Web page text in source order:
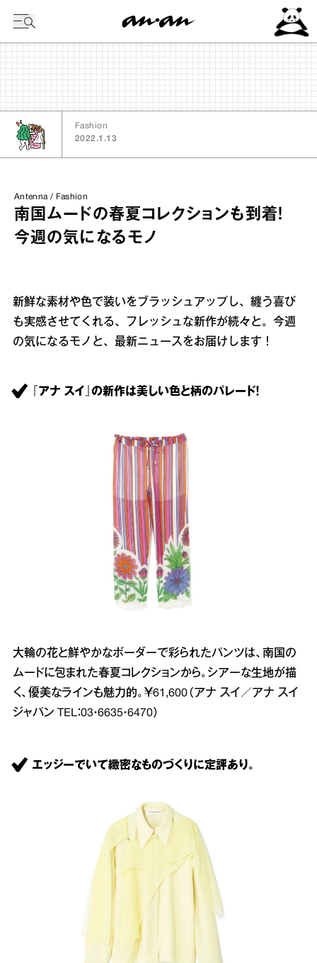
Fashion
2022.1.13
Antenna / Fashion
南国ムードの春夏コレクションも到着！
今週の気になるモノ
新鮮な素材や色で装いをブラッシュアップし、纏う喜び
も実感させてくれる、フレッシュな新作が続々と。今週
の気になるモノと、最新ニュースをお届けします！
『アナ スイ』の新作は美しい色と柄のパレード！
大輪の花と鮮やかなボーダーで彩られたパンツは、南国の
ムードに包まれた春夏コレクションから。シアーな生地が描
く、優美なラインも魅力的。￥61,600（アナ スイ／アナ スイ
ジャパン TEL：03・6635・6470）
エッジーでいて緻密なものづくりに定評あり。